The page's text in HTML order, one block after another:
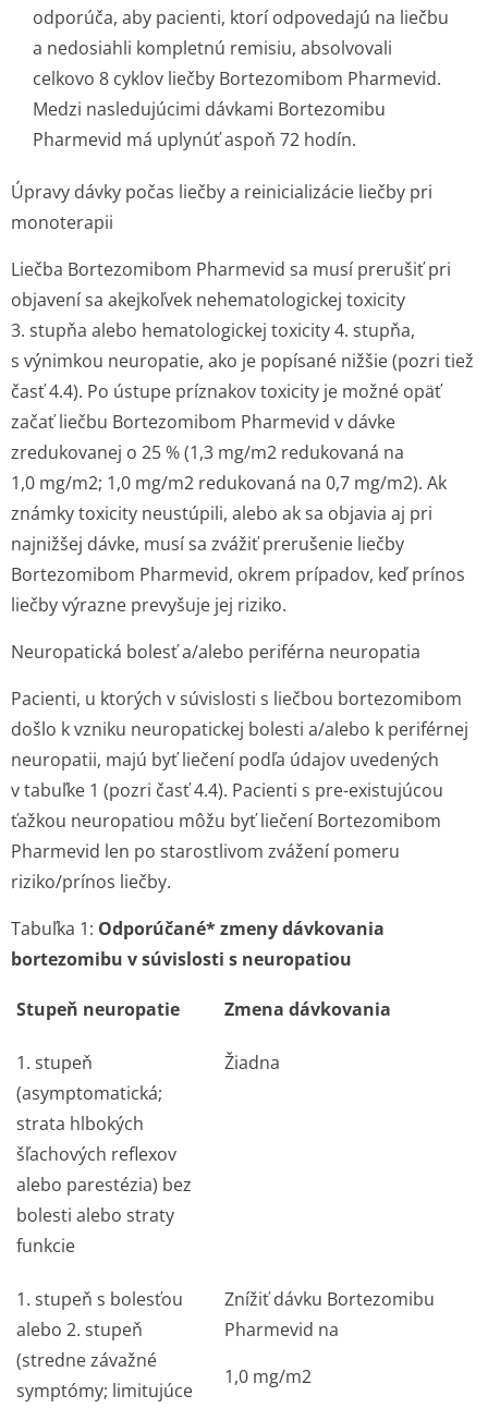
odporúča, aby pacienti, ktorí odpovedajú na liečbu
a nedosiahli kompletnú remisiu, absolvovali
celkovo 8 cyklov liečby Bortezomibom Pharmevid.
Medzi nasledujúcimi dávkami Bortezomibu
Pharmevid má uplynúť aspoň 72 hodín.
Úpravy dávky počas liečby a reinicializácie liečby pri
monoterapii
Liečba Bortezomibom Pharmevid sa musí prerušiť pri
objavení sa akejkoľvek nehematologickej toxicity
3. stupňa alebo hematologickej toxicity 4. stupňa,
s výnimkou neuropatie, ako je popísané nižšie (pozri tiež
časť 4.4). Po ústupe príznakov toxicity je možné opäť
začať liečbu Bortezomibom Pharmevid v dávke
zredukovanej o 25 % (1,3 mg/m2 redukovaná na
1,0 mg/m2; 1,0 mg/m2 redukovaná na 0,7 mg/m2). Ak
známky toxicity neustúpili, alebo ak sa objavia aj pri
najnižšej dávke, musí sa zvážiť prerušenie liečby
Bortezomibom Pharmevid, okrem prípadov, keď prínos
liečby výrazne prevyšuje jej riziko.
Neuropatická bolesť a/alebo periférna neuropatia
Pacienti, u ktorých v súvislosti s liečbou bortezomibom
došlo k vzniku neuropatickej bolesti a/alebo k periférnej
neuropatii, majú byť liečení podľa údajov uvedených
v tabuľke 1 (pozri časť 4.4). Pacienti s pre-existujúcou
ťažkou neuropatiou môžu byť liečení Bortezomibom
Pharmevid len po starostlivom zvážení pomeru
riziko/prínos liečby.
Tabuľka 1: Odporúčané* zmeny dávkovania
bortezomibu v súvislosti s neuropatiou
Stupeň neuropatie Zmena dávkovania
1. stupeň
(asymptomatická;
strata hlbokých
šľachových reflexov
alebo parestézia) bez
bolesti alebo straty
funkcie
Žiadna
1. stupeň s bolesťou
alebo 2. stupeň
(stredne závažné
symptómy; limitujúce
Znížiť dávku Bortezomibu
Pharmevid na
1,0 mg/m2